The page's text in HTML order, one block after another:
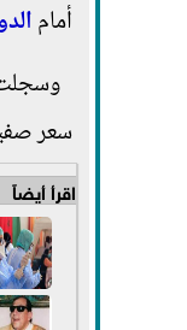
أمام
سعر صفيحة
اقرأ أيضاً